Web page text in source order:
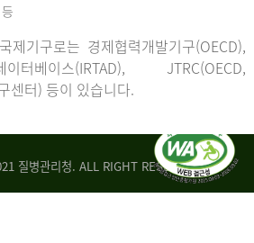
제기구로는 경제협력개발기구(OECD),
이터베이스(IRTAD), JTRC(OECD,
센터) 등이 있습니다.
질병관리청. ALL RIGHT RESERVED